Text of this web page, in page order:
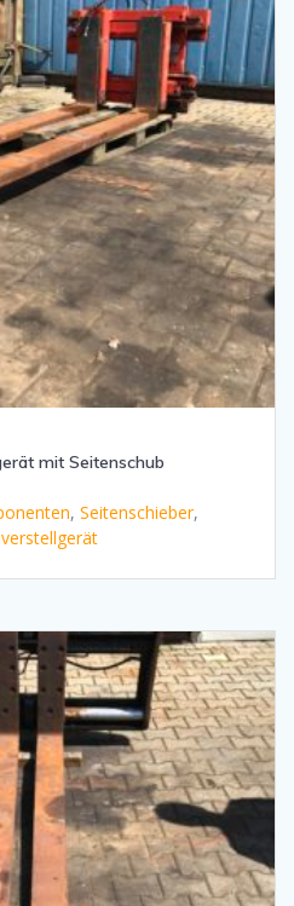
mit Seitenschub
, Seitenschieber,